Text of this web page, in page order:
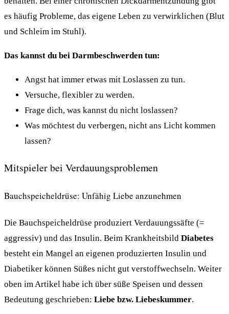
es häufig Probleme, das eigene Leben zu verwirklichen (Blut
und Schleim im Stuhl).
Das kannst du bei Darmbeschwerden tun:
Angst hat immer etwas mit Loslassen zu tun.
Versuche, flexibler zu werden.
Frage dich, was kannst du nicht loslassen?
Was möchtest du verbergen, nicht ans Licht kommen
lassen?
Mitspieler bei Verdauungsproblemen
Bauchspeicheldrüse: Unfähig Liebe anzunehmen
Die Bauchspeicheldrüse produziert Verdauungssäfte (=
aggressiv) und das Insulin. Beim Krankheitsbild Diabetes
besteht ein Mangel an eigenen produzierten Insulin und
Diabetiker können Süßes nicht gut verstoffwechseln. Weiter
oben im Artikel habe ich über süße Speisen und dessen
Bedeutung geschrieben: Liebe bzw. Liebeskummer.